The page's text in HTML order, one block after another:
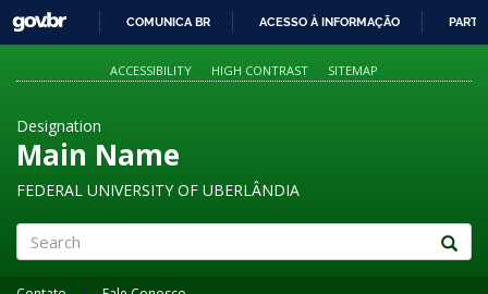
PARA
O
GOVBR
COMUNICA BR ACESSO À INFORMAÇÃO
ACCESSIBILITY HIGH CONTRAST SITEMAP
Designation
Main Name
FEDERAL UNIVERSITY OF UBERLÂNDIA